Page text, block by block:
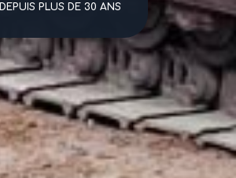
DEPUIS PLUS DE 30 ANS